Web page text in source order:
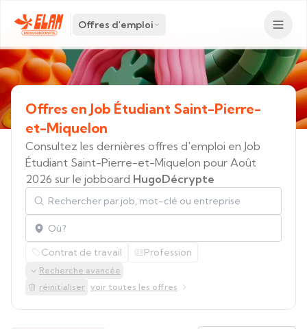
Offres d'emploi
Offres en Job Étudiant Saint-Pierre-
et-Miquelon
Consultez les dernières offres d'emploi en Job
Étudiant Saint-Pierre-et-Miquelon pour Août
2026 sur le jobboard HugoDécrypte
Rechercher par job, mot-clé ou entreprise
Localisation
Contrat de travail Profession
Recherche avancée
réinitialiser voir toutes les offres